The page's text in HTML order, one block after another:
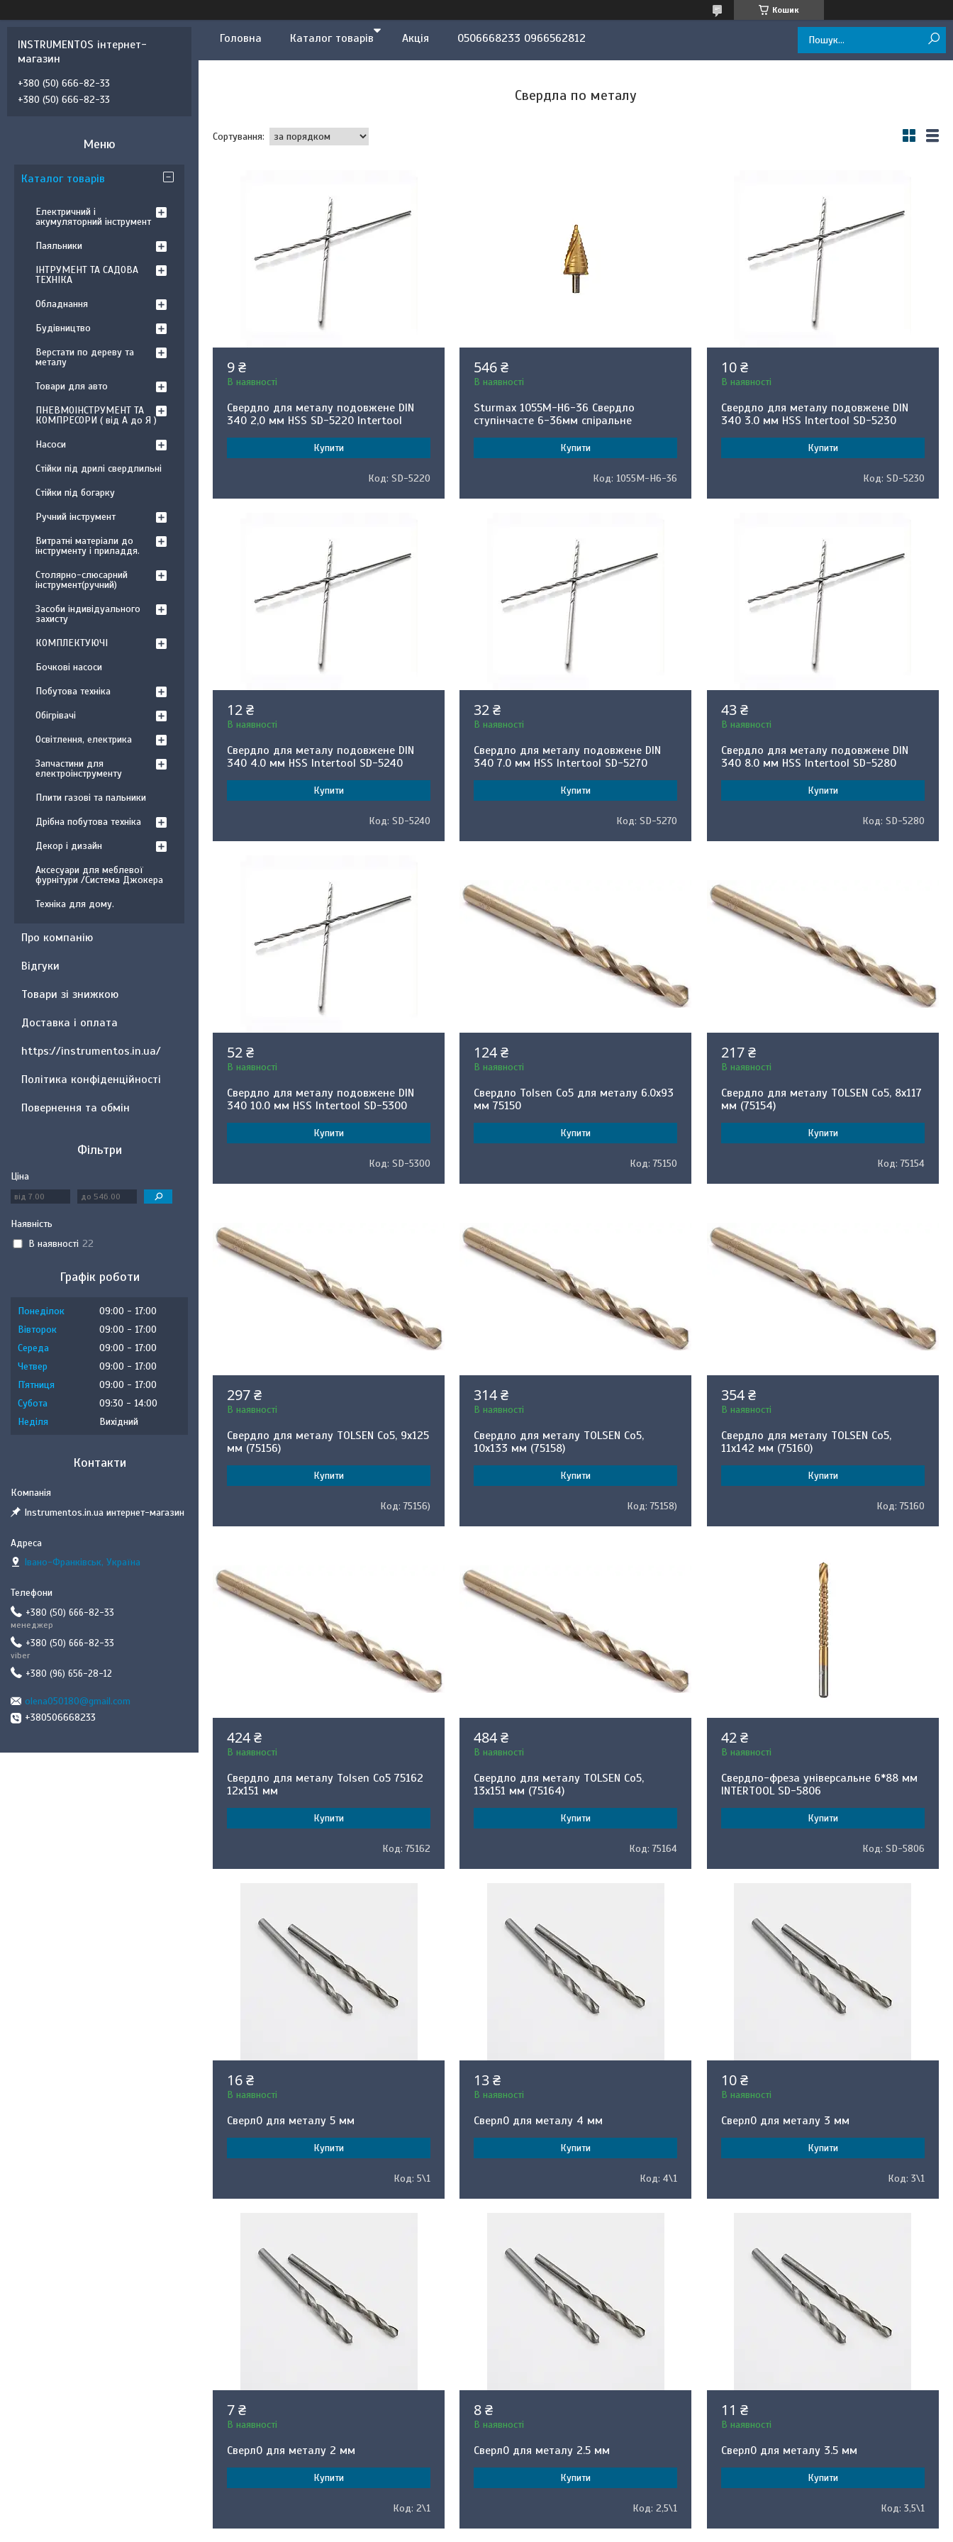
Кошик
Головна Каталог товарів Акція 0506668233 0966562812
Свердла по металу
9 ₴
В наявності
Свердло для металу подовжене DIN
340 2,0 мм HSS SD-5220 Intertool
Купити
SD-5220
546 ₴
В наявності
Sturmax 1055M-H6-36 Свердло
ступінчасте 6-36мм спіральне
Купити
1055M-H6-36
10 ₴
В наявності
Свердло для металу подовжене DIN
340 3.0 мм HSS Intertool SD-5230
Купити
SD-5230
12 ₴
В наявності
Свердло для металу подовжене DIN
340 4.0 мм HSS Intertool SD-5240
Купити
SD-5240
32 ₴
В наявності
Свердло для металу подовжене DIN
340 7.0 мм HSS Intertool SD-5270
Купити
SD-5270
43 ₴
В наявності
Свердло для металу подовжене DIN
340 8.0 мм HSS Intertool SD-5280
Купити
SD-5280
52 ₴
В наявності
Свердло для металу подовжене DIN
340 10.0 мм HSS Intertool SD-5300
Купити
SD-5300
124 ₴
В наявності
Свердло Tolsen Со5 для металу 6.0х93
мм 75150
Купити
75150
217 ₴
В наявності
Свердло для металу TOLSEN Co5, 8x117
мм (75154)
Купити
75154
297 ₴
В наявності
Свердло для металу TOLSEN Co5, 9x125
мм (75156)
Купити
75156)
314 ₴
В наявності
Свердло для металу TOLSEN Co5,
10x133 мм (75158)
Купити
75158)
354 ₴
В наявності
Свердло для металу TOLSEN Co5,
11x142 мм (75160)
Купити
75160
424 ₴
В наявності
Свердло для металу Tolsen Со5 75162
12x151 мм
Купити
75162
484 ₴
В наявності
Свердло для металу TOLSEN Co5,
13x151 мм (75164)
Купити
75164
42 ₴
В наявності
Свердло-фреза універсальне 6*88 мм
INTERTOOL SD-5806
Купити
SD-5806
16 ₴
В наявності
Сверл0 для металу 5 мм
Купити
5\1
13 ₴
В наявності
Сверл0 для металу 4 мм
Купити
4\1
10 ₴
В наявності
Сверл0 для металу 3 мм
Купити
3\1
7 ₴
В наявності
Сверл0 для металу 2 мм
Купити
2\1
8 ₴
В наявності
Сверл0 для металу 2.5 мм
Купити
2,5\1
11 ₴
В наявності
Сверл0 для металу 3.5 мм
Купити
3,5\1
INSTRUMENTOS інтернет-
магазин
+380 (50) 666-82-33
+380 (50) 666-82-33
Каталог товарів
Електричний і
акумуляторний інструмент
Паяльники
ІНТРУМЕНТ ТА САДОВА
ТЕХНІКА
Обладнання
Будівництво
Верстати по дереву та
металу
Товари для авто
ПНЕВМОІНСТРУМЕНТ ТА
КОМПРЕСОРИ ( від А до Я )
Насоси
Стійки під дрилі свердлильні
Стійки під богарку
Ручний інструмент
Витратні матеріали до
інструменту і приладдя.
Столярно-слюсарний
інструмент(ручний)
Засоби індивідуального
захисту
КОМПЛЕКТУЮЧІ
Бочкові насоси
Побутова техніка
Обігрівачі
Освітлення, електрика
Запчастини для
електроінструменту
Плити газові та пальники
Дрібна побутова техніка
Декор і дизайн
Аксесуари для меблевої
фурнітури /Система Джокера
Техніка для дому.
Про компанію
Відгуки
Товари зі знижкою
Доставка і оплата
https://instrumentos.in.ua/
Політика конфіденційності
Повернення та обмін
Фільтри
Ціна
Наявність
В наявності 22
Графік роботи
Понеділок 09:00
17:00
Вівторок
09:00
17:00
Середа
09:00
17:00
Четвер
09:00
17:00
Пʼятниця
09:00
17:00
Субота
09:30
14:00
Неділя
Вихідний
Контакти
Instrumentos.in.ua интернет-магазин
Івано-Франківськ, Україна
+380 (50) 666-82-33
менеджер
+380 (50) 666-82-33
viber
+380 (96) 656-28-12
olena050180@gmail.com
+380506668233